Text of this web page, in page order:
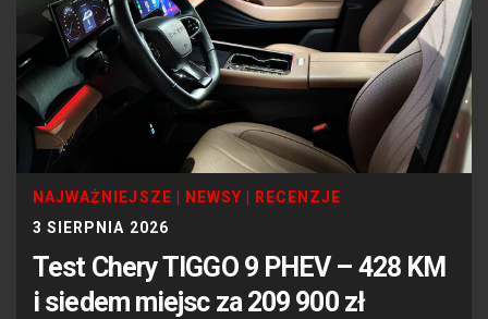
NAJWAŻNIEJSZE NEWSY
RECENZJE
3 SIERPNIA 2026
Test Chery TIGGO 9 PHEV – 428 KM
i siedem miejsc za 209 900 zł